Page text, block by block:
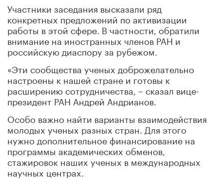
Участники заседания высказали ряд
конкретных предложений по активизации
работы в этой сфере. В частности, обратили
внимание на иностранных членов РАН и
российскую диаспору за рубежом.
«Эти сообщества ученых доброжелательно
настроены к нашей стране и готовы к
расширению сотрудничества, – сказал вице-
президент РАН Андрей Андрианов.
Особо важно найти варианты взаимодействия
молодых ученых разных стран. Для этого
нужно дополнительное финансирование на
программы академических обменов,
стажировок наших ученых в международных
научных центрах.